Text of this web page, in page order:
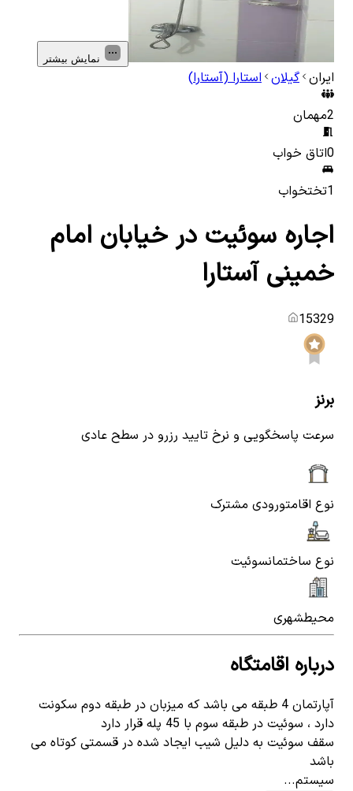
نمایش بیشتر
ایران گیلان استارا (آستارا)
2مهمان
0اتاق خواب
1تختخواب
اجاره سوئیت در خیابان امام
خمینی آستارا
15329
برنز
سرعت پاسخگویی و نرخ تایید رزرو در سطح عادی
نوع اقامتورودی مشترک
نوع ساختمانسوئیت
محیطشهری
درباره اقامتگاه
آپارتمان 4 طبقه می باشد که میزبان در طبقه دوم سکونت
دارد ، سوئیت در طبقه سوم با 45 پله قرار دارد
سقف سوئیت به دلیل شیب ایجاد شده در قسمتی کوتاه می
باشد
سیستم...